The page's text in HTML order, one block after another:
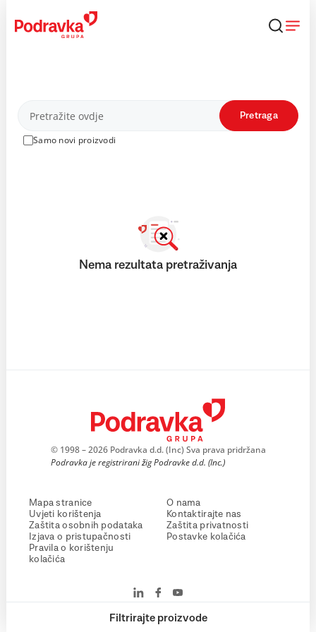
content
Proizvodi
Samo novi proizvodi
Pretraga
Filtrirajte proizvode
Nema rezultata pretraživanja
© 1998 – 2026 Podravka d.d. (Inc) Sva prava pridržana
Podravka je registrirani žig Podravke d.d. (Inc.)
Mapa stranice
Uvjeti korištenja
Zaštita osobnih podataka
Izjava o pristupačnosti
Pravila o korištenju
kolačića
O nama
Kontaktirajte nas
Zaštita privatnosti
Postavke kolačića